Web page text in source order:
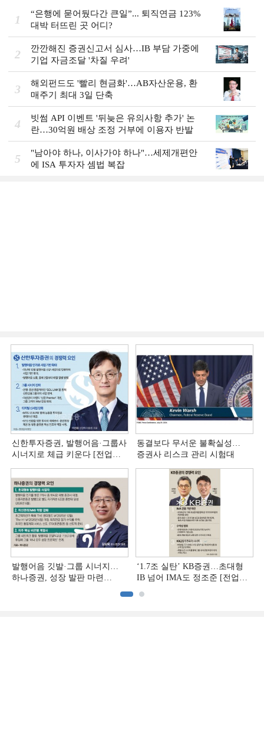
1
“은행에 묻어뒀다간 큰일”... 퇴직연금 123%
대박 터뜨린 곳 어디?
2
깐깐해진 증권신고서 심사…IB 부담 가중에
기업 자금조달 '차질 우려'
3
해외펀드도 '빨리 현금화'…AB자산운용, 환
매주기 최대 3일 단축
4
빗썸 API 이벤트 '뒤늦은 유의사항 추가' 논
란…30억원 배상 조정 거부에 이용자 반발
5
"남아야 하나, 이사가야 하나"…세제개편안
에 ISA 투자자 셈법 복잡
신한투자증권, 발행어음·그룹사
시너지로 체급 키운다 [전업계
동결보다 무서운 불확실성…
증권사 리스크 관리 시험대
발행어음 깃발·그룹 시너지…
하나증권, 성장 발판 마련
‘1.7조 실탄’ KB증권…초대형
IB 넘어 IMA도 정조준 [전업계